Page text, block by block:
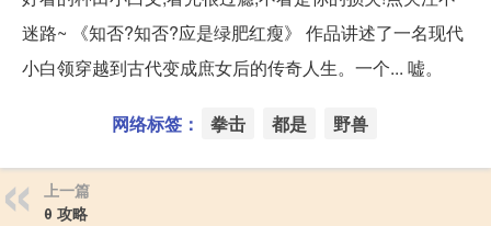
迷路~ 《知否?知否?应是绿肥红瘦》 作品讲述了一名现代
小白领穿越到古代变成庶女后的传奇人生。一个... 嘘。
网络标签： 拳击 都是 野兽
上一篇
θ 攻略